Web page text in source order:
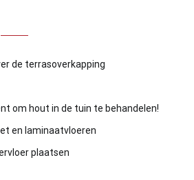
de terrasoverkapping
om hout in de tuin te behandelen!
en laminaatvloeren
plaatsen